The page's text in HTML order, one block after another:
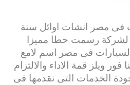
فى مصر انشات اوائل سنة
لشركة رسمت خطا مميزا
فى مصر اسم لامع
ويلز قمة الاداء والالتزام
الخدمات التى نقدمها فى